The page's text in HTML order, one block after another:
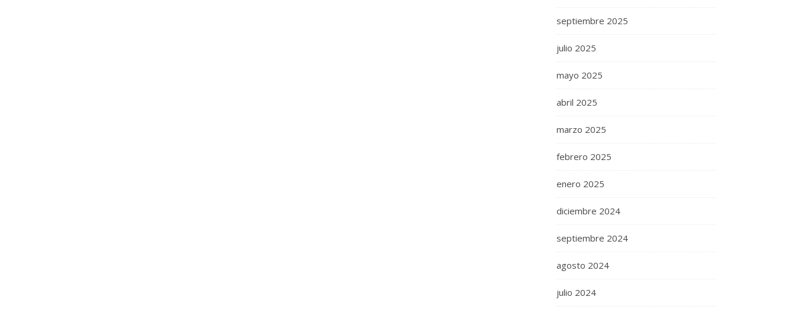
septiembre 2025
julio 2025
mayo 2025
abril 2025
marzo 2025
febrero 2025
enero 2025
diciembre 2024
septiembre 2024
agosto 2024
julio 2024